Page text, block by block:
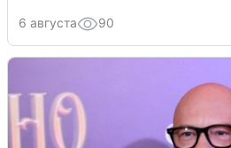
6 августа 90